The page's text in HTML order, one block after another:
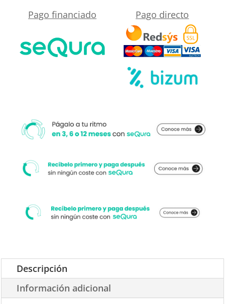
CEMBRANO
Pago financiado Pago directo
Descripción
Información adicional